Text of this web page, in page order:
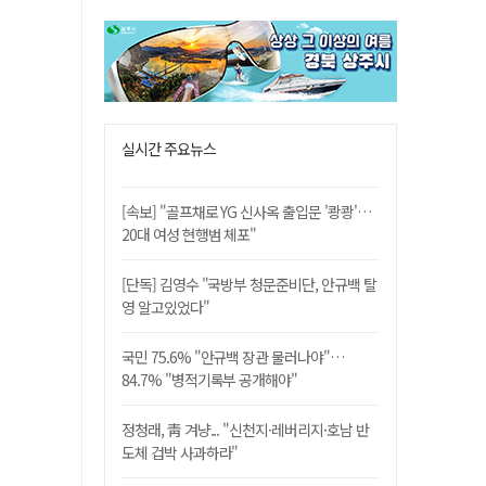
실시간 주요뉴스
[속보] "골프채로 YG 신사옥 출입문 '쾅쾅'…
20대 여성 현행범 체포"
[단독] 김영수 "국방부 청문준비단, 안규백 탈
영 알고있었다"
국민 75.6% "안규백 장관 물러나야"…
84.7% "병적기록부 공개해야"
정청래, 靑 겨냥... "신천지·레버리지·호남 반
도체 겁박 사과하라"